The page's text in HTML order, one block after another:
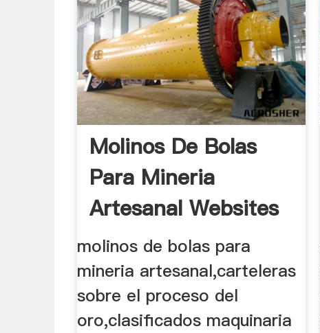
Molinos De Bolas
Para Mineria
Artesanal Websites
molinos de bolas para
mineria artesanal,carteleras
sobre el proceso del
oro,clasificados maquinaria